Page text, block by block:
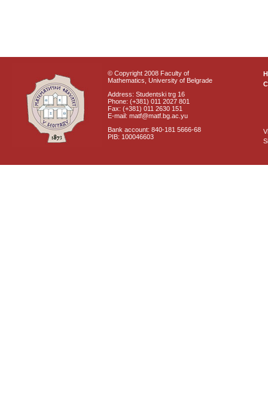
© Copyright 2008 Faculty of
Mathematics, University of Belgrade
Address: Studentski trg 16
Phone: (+381) 011 2027 801
Fax: (+381) 011 2630 151
E-mail: matf@matf.bg.ac.yu
Bank account: 840-181 5666-68
PIB: 100046603